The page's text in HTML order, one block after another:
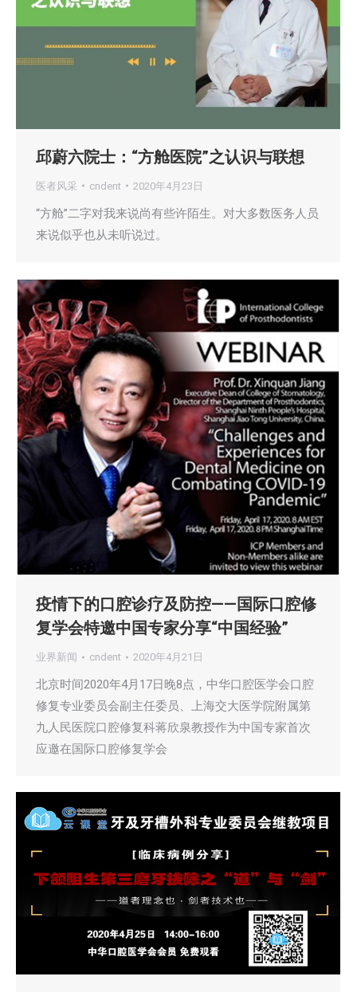
邱蔚六院士：“方舱医院”之认识与联想
医者风采 cndent 2020年4月23日
“方舱”二字对我来说尚有些许陌生。对大多数医务人员
来说似乎也从未听说过。
疫情下的口腔诊疗及防控——国际口腔修
复学会特邀中国专家分享“中国经验”
业界新闻 cndent 2020年4月21日
北京时间2020年4月17日晚8点，中华口腔医学会口腔
修复专业委员会副主任委员、上海交大医学院附属第
九人民医院口腔修复科蒋欣泉教授作为中国专家首次
应邀在国际口腔修复学会